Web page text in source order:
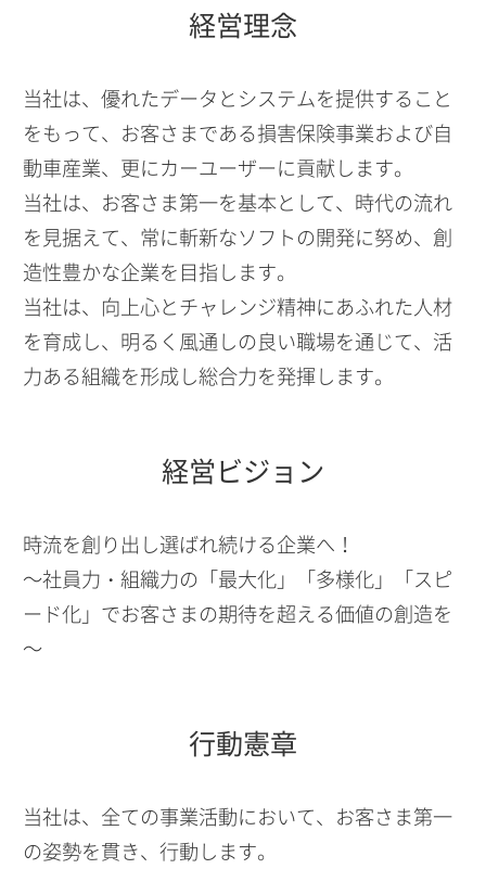
経営理念
当社は、優れたデータとシステムを提供すること
をもって、お客さまである損害保険事業および自
動車産業、更にカーユーザーに貢献します。
当社は、お客さま第一を基本として、時代の流れ
を見据えて、常に斬新なソフトの開発に努め、創
造性豊かな企業を目指します。
当社は、向上心とチャレンジ精神にあふれた人材
を育成し、明るく風通しの良い職場を通じて、活
力ある組織を形成し総合力を発揮します。
経営ビジョン
時流を創り出し選ばれ続ける企業へ！
～社員力・組織力の「最大化」「多様化」「スピ
ード化」でお客さまの期待を超える価値の創造を
～
行動憲章
当社は、全ての事業活動において、お客さま第一
の姿勢を貫き、行動します。